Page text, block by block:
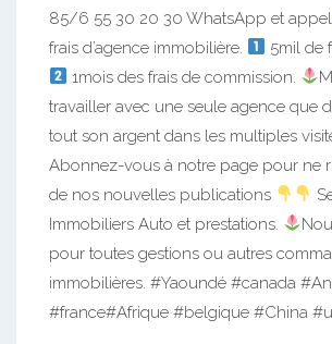
85/6 55 30 20 30 WhatsApp et
frais d’agence immobilière.
5mil de
1mois des frais de commission.
travailler avec une seule agence que
tout son argent dans les multiples
Abonnez-vous à notre page pour ne
de nos nouvelles publications
Immobiliers Auto et prestations.
pour toutes gestions ou autres
immobilières. #Yaoundé #canada
#france#Afrique #belgique #China